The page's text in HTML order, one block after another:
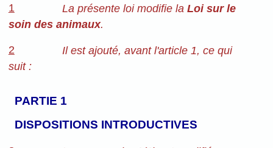
1
La présente loi modifie la Loi sur le
soin des animaux.
2
Il est ajouté, avant l'article 1, ce qui
suit :
PARTIE 1
DISPOSITIONS INTRODUCTIVES